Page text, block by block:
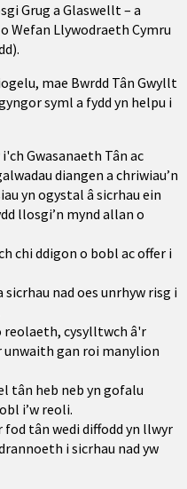
Grug a Glaswellt – a
Wefan Llywodraeth Cymru
mae Bwrdd Tân Gwyllt
syml a fydd yn helpu i
Gwasanaeth Tân ac
diangen a chriwiau’n
yn ogystal â sicrhau ein
llosgi’n mynd allan o
chi ddigon o bobl ac offer i
nad oes unrhyw risg i
reolaeth, cysylltwch â'r
unwaith gan roi manylion
tân heb neb yn gofalu
i’w reoli.
fod tân wedi diffodd yn llwyr
i sicrhau nad yw